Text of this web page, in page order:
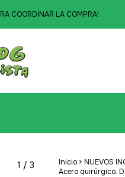
COORDINAR LA COMPRA!
1 / 3 Inicio > NUEVOS
Acero quirúrgico.